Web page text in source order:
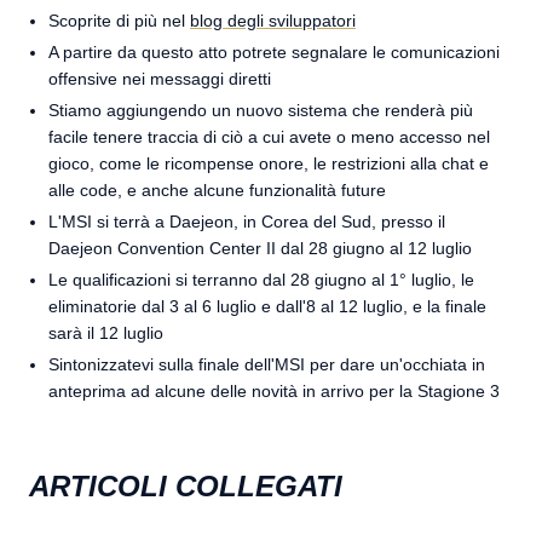
Scoprite di più nel blog degli sviluppatori
A partire da questo atto potrete segnalare le comunicazioni
offensive nei messaggi diretti
Stiamo aggiungendo un nuovo sistema che renderà più
facile tenere traccia di ciò a cui avete o meno accesso nel
gioco, come le ricompense onore, le restrizioni alla chat e
alle code, e anche alcune funzionalità future
L'MSI si terrà a Daejeon, in Corea del Sud, presso il
Daejeon Convention Center II dal 28 giugno al 12 luglio
Le qualificazioni si terranno dal 28 giugno al 1° luglio, le
eliminatorie dal 3 al 6 luglio e dall'8 al 12 luglio, e la finale
sarà il 12 luglio
Sintonizzatevi sulla finale dell'MSI per dare un'occhiata in
anteprima ad alcune delle novità in arrivo per la Stagione 3
ARTICOLI COLLEGATI